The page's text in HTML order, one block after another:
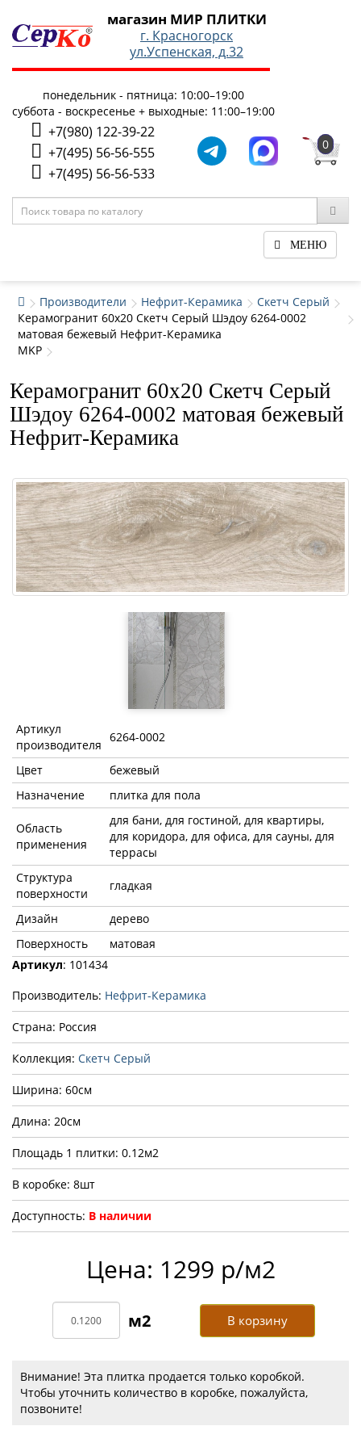
магазин МИР ПЛИТКИ
г. Красногорск
ул.Успенская, д.32
понедельник - пятница: 10:00–19:00
суббота - воскресенье + выходные: 11:00–19:00
+7(980) 122-39-22
+7(495) 56-56-555
+7(495) 56-56-533
0
МЕНЮ
Производители Нефрит-Керамика
Скетч Серый
Керамогранит 60x20 Скетч Серый Шэдоу 6264-0002
матовая бежевый Нефрит-Керамика
MKP
Керамогранит 60x20 Скетч Серый
Шэдоу 6264-0002 матовая бежевый
Нефрит-Керамика
Артикул
производителя
6264-0002
Цвет
бежевый
Назначение
плитка для пола
Область
применения
для бани, для гостиной, для квартиры,
для коридора, для офиса, для сауны, для
террасы
Структура
поверхности
гладкая
Дизайн
дерево
Поверхность
матовая
Артикул: 101434
Производитель: Нефрит-Керамика
Страна: Россия
Коллекция: Скетч Серый
Ширина: 60см
Длина: 20см
Площадь 1 плитки: 0.12м2
В коробке: 8шт
Доступность: В наличии
Цена: 1299 р/м2
В корзину
Внимание! Эта плитка продается только коробкой.
Чтобы уточнить количество в коробке, пожалуйста,
позвоните!